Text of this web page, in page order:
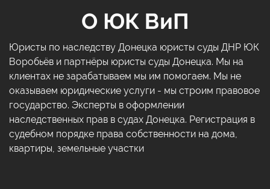
О ЮК ВиП
Юристы по наследству Донецка юристы суды ДНР ЮК
Воробьёв и партнёры юристы суды Донецка. Мы на
клиентах не зарабатываем мы им помогаем. Мы не
оказываем юридические услуги - мы строим правовое
государство. Эксперты в оформлении
наследственных прав в судах Донецка. Регистрация в
судебном порядке права собственности на дома,
квартиры, земельные участки